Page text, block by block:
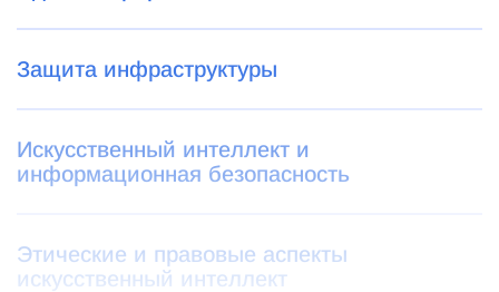
Защита инфраструктуры
Искусственный интеллект и
информационная безопасность
Этические и правовые аспекты
искусственный интеллект